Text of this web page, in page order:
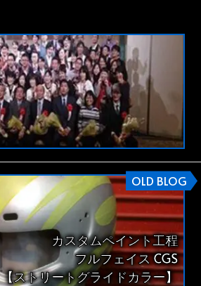
OLD BLOG
カスタムペイント工程
フルフェイス CGS
【ストリートグライドカラー】